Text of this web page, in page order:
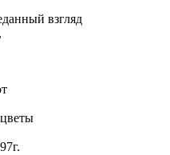
взгляд